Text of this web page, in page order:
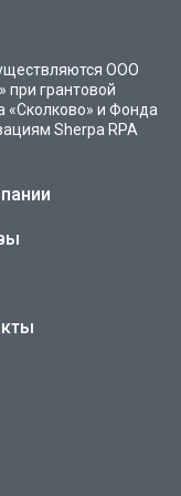
ООО
при грантовой
«Сколково» и Фонда
Sherpa RPA